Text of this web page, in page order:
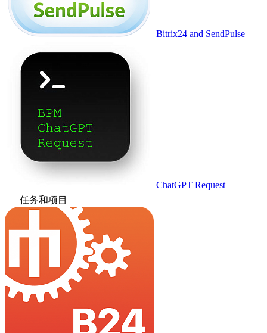
Bitrix24 and SendPulse
ChatGPT Request
任务和项目